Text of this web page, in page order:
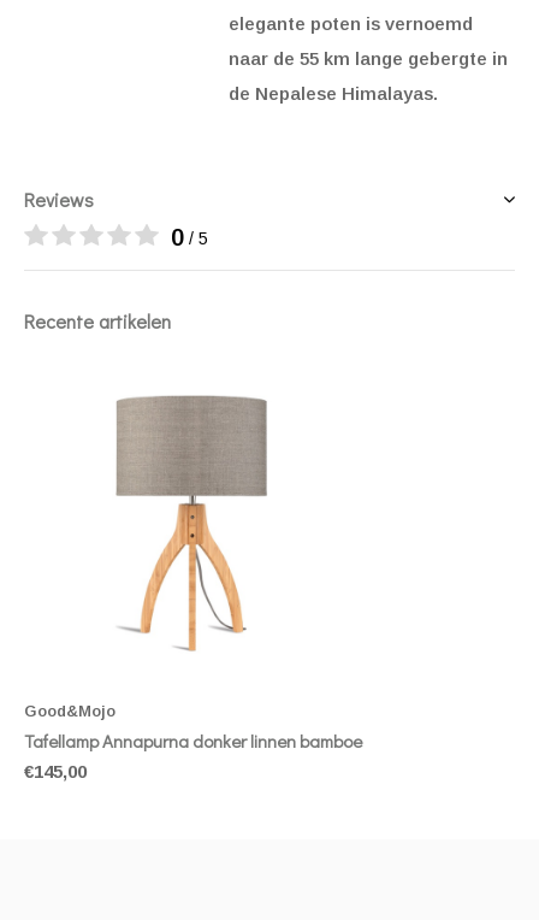
elegante poten is vernoemd
naar de 55 km lange gebergte in
de Nepalese Himalayas.
Reviews
0 / 5
Recente artikelen
Good&Mojo
Tafellamp Annapurna donker linnen bamboe
€145,00